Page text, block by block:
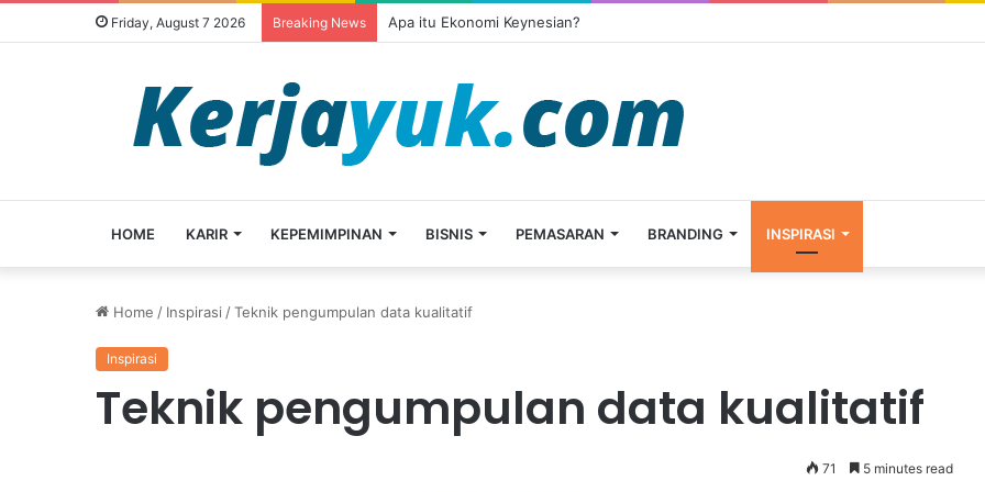
Friday, August 7 2026 Breaking News Apa itu Ekonomi Keynesian?
HOME KARIR KEPEMIMPINAN BISNIS PEMASARAN BRANDING INSPIRASI
Home / Inspirasi /Teknik pengumpulan data kualitatif
Inspirasi
Teknik pengumpulan data kualitatif
71 5 minutes read